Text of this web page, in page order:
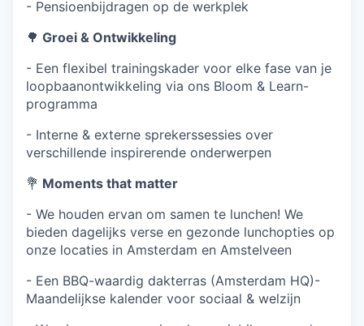
- Pensioenbijdragen op de werkplek
🌳 Groei & Ontwikkeling
- Een flexibel trainingskader voor elke fase van je
loopbaanontwikkeling via ons Bloom & Learn-
programma
- Interne & externe sprekerssessies over
verschillende inspirerende onderwerpen
💐 Moments that matter
- We houden ervan om samen te lunchen! We
bieden dagelijks verse en gezonde lunchopties op
onze locaties in Amsterdam en Amstelveen
- Een BBQ-waardig dakterras (Amsterdam HQ)-
Maandelijkse kalender voor sociaal & welzijn